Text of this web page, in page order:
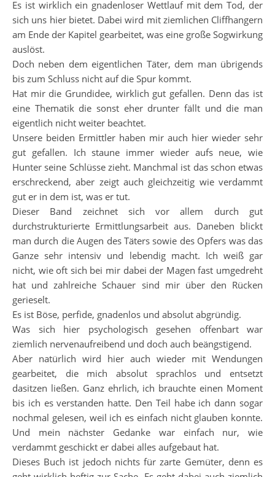
Es ist wirklich ein gnadenloser Wettlauf mit dem Tod, der
sich uns hier bietet. Dabei wird mit ziemlichen Cliffhangern
am Ende der Kapitel gearbeitet, was eine große Sogwirkung
auslöst.
Doch neben dem eigentlichen Täter, dem man übrigends
bis zum Schluss nicht auf die Spur kommt.
Hat mir die Grundidee, wirklich gut gefallen. Denn das ist
eine Thematik die sonst eher drunter fällt und die man
eigentlich nicht weiter beachtet.
Unsere beiden Ermittler haben mir auch hier wieder sehr
gut gefallen. Ich staune immer wieder aufs neue, wie
Hunter seine Schlüsse zieht. Manchmal ist das schon etwas
erschreckend, aber zeigt auch gleichzeitig wie verdammt
gut er in dem ist, was er tut.
Dieser Band zeichnet sich vor allem durch gut
durchstrukturierte Ermittlungsarbeit aus. Daneben blickt
man durch die Augen des Täters sowie des Opfers was das
Ganze sehr intensiv und lebendig macht. Ich weiß gar
nicht, wie oft sich bei mir dabei der Magen fast umgedreht
hat und zahlreiche Schauer sind mir über den Rücken
gerieselt.
Es ist Böse, perfide, gnadenlos und absolut abgründig.
Was sich hier psychologisch gesehen offenbart war
ziemlich nervenaufreibend und doch auch beängstigend.
Aber natürlich wird hier auch wieder mit Wendungen
gearbeitet, die mich absolut sprachlos und entsetzt
dasitzen ließen. Ganz ehrlich, ich brauchte einen Moment
bis ich es verstanden hatte. Den Teil habe ich dann sogar
nochmal gelesen, weil ich es einfach nicht glauben konnte.
Und mein nächster Gedanke war einfach nur, wie
verdammt geschickt er dabei alles aufgebaut hat.
Dieses Buch ist jedoch nichts für zarte Gemüter, denn es